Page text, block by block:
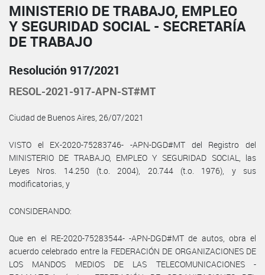
MINISTERIO DE TRABAJO, EMPLEO
Y SEGURIDAD SOCIAL - SECRETARÍA
DE TRABAJO
Resolución 917/2021
RESOL-2021-917-APN-ST#MT
Ciudad de Buenos Aires, 26/07/2021
VISTO el EX-2020-75283746- -APN-DGD#MT del Registro del
MINISTERIO DE TRABAJO, EMPLEO Y SEGURIDAD SOCIAL, las
Leyes Nros. 14.250 (t.o. 2004), 20.744 (t.o. 1976), y sus
modificatorias, y
CONSIDERANDO:
Que en el RE-2020-75283544- -APN-DGD#MT de autos, obra el
acuerdo celebrado entre la FEDERACIÓN DE ORGANIZACIONES DE
LOS MANDOS MEDIOS DE LAS TELECOMUNICACIONES -